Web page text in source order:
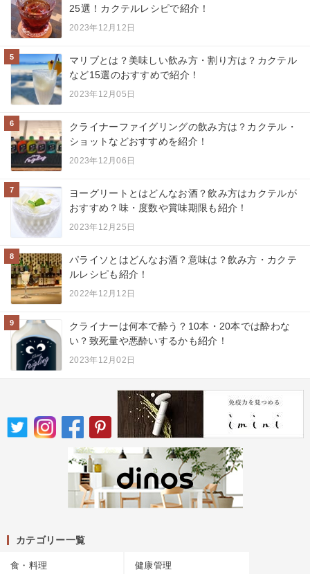
25選！カクテルレシピで紹介！
2023年12月12日
5
マリブとは？美味しい飲み方・割り方は？カクテル
など15選のおすすめで紹介！
2023年12月05日
6
クライナーファイグリングの飲み方は？カクテル・
ショットなどおすすめを紹介！
2023年12月06日
7
ヨーグリートとはどんなお酒？飲み方はカクテルが
おすすめ？味・度数や賞味期限も紹介！
2023年12月25日
8
パライソとはどんなお酒？意味は？飲み方・カクテ
ルレシピも紹介！
2022年12月12日
9
クライナーは何本で酔う？10本・20本では酔わな
い？致死量や悪酔いするかも紹介！
2023年12月02日
カテゴリー一覧
食・料理 健康管理